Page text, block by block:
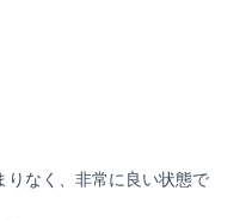
りなく、非常に良い状態で